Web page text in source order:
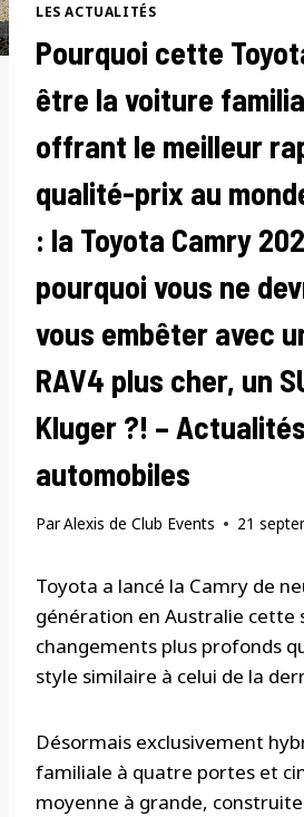
LES ACTUALITÉS
Pourquoi cette
être la voiture
offrant le meilleur
qualité-prix au
: la Toyota Camry
pourquoi vous ne
vous embêter avec
RAV4 plus cher, un
Kluger ?! – Actualités
automobiles
ParAlexis de Club Events 21
Toyota a lancé la Camry de
génération en Australie cette
changements plus profonds
style similaire à celui de la
Désormais exclusivement
familiale à quatre portes et
moyenne à grande,